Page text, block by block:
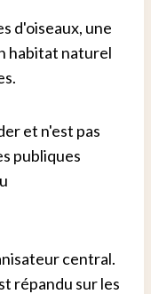
d'oiseaux, une
habitat naturel
et n'est pas
publiques
central.
répandu sur les